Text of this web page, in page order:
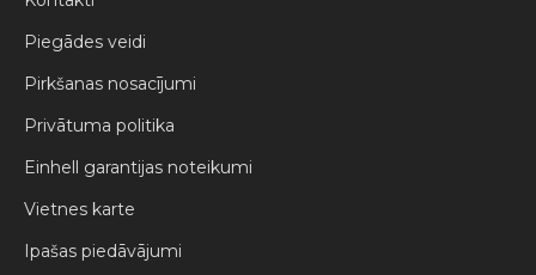
Piegādes veidi
Pirkšanas nosacījumi
Privātuma politika
Einhell garantijas noteikumi
Vietnes karte
Ipašas piedāvājumi